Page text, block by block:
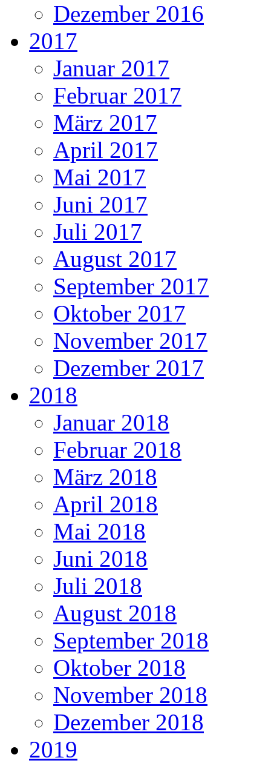
Dezember 2016
2017
Januar 2017
Februar 2017
März 2017
April 2017
Mai 2017
Juni 2017
Juli 2017
August 2017
September 2017
Oktober 2017
November 2017
Dezember 2017
2018
Januar 2018
Februar 2018
März 2018
April 2018
Mai 2018
Juni 2018
Juli 2018
August 2018
September 2018
Oktober 2018
November 2018
Dezember 2018
2019